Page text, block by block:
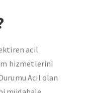
acil
hizmetlerini
Acil olan